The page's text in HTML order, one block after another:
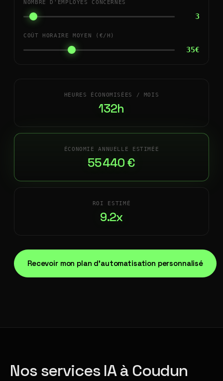
NOMBRE D'EMPLOYÉS CONCERNÉS
3
COÛT HORAIRE MOYEN (€/H)
35€
HEURES ÉCONOMISÉES / MOIS
132h
ÉCONOMIE ANNUELLE ESTIMÉE
55 440 €
ROI ESTIMÉ
9.2x
Recevoir mon plan d'automatisation personnalisé
Nos services IA à Coudun